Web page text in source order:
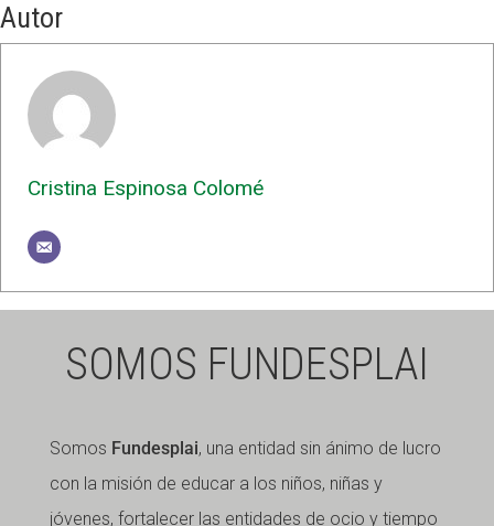
Autor
Cristina Espinosa Colomé
SOMOS FUNDESPLAI
Somos Fundesplai, una entidad sin ánimo de lucro
con la misión de educar a los niños, niñas y
jóvenes, fortalecer las entidades de ocio y tiempo